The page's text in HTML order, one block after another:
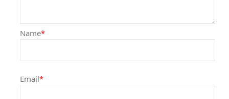
Name*
Email*